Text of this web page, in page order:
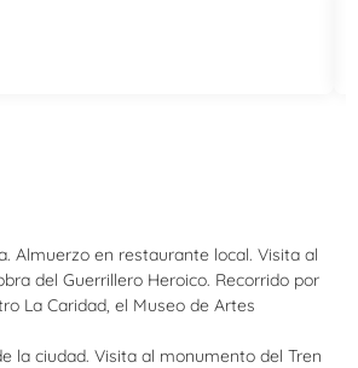
Almuerzo en restaurante local. Visita al
del Guerrillero Heroico. Recorrido por
La Caridad, el Museo de Artes
la ciudad. Visita al monumento del Tren